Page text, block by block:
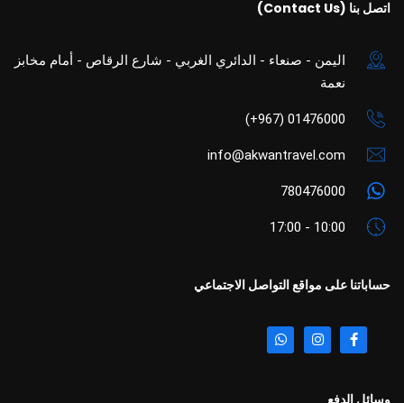
اتصل بنا (Contact Us)
اليمن - صنعاء - الدائري الغربي - شارع الرقاص - أمام مخابز
نعمة
01476000 (967+)
info@akwantravel.com
780476000
10:00 - 17:00
حساباتنا على مواقع التواصل الاجتماعي
وسائل الدفع